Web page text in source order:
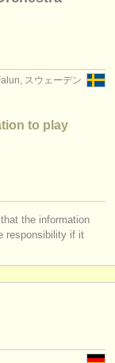
スウェーデン
to play
the information
responsibility if it